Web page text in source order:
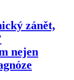
zánět,
nejen